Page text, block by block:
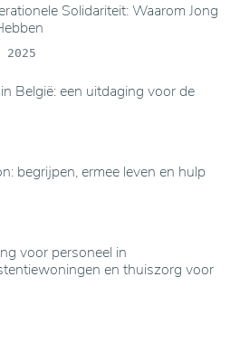
Solidariteit: Waarom Jong
België: een uitdaging voor de
begrijpen, ermee leven en hulp
voor personeel in
en thuiszorg voor